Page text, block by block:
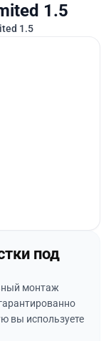
1.5
1.5
под
монтаж
вы используете